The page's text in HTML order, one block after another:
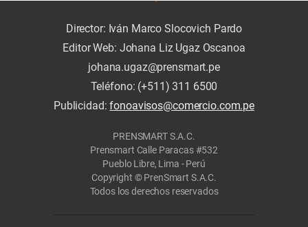
Director: Iván Marco Slocovich Pardo
Editor Web: Johana Liz Ugaz Oscanoa
johana.ugaz@prensmart.pe
Teléfono: (+511) 311 6500
Publicidad:fonoavisos@comercio.com.pe
PRENSMART S.A.C.
Prensmart Calle Paracas #532
Pueblo Libre, Lima - Perú
Copyright © PrenSmart S.A.C.
Todos los derechos reservados